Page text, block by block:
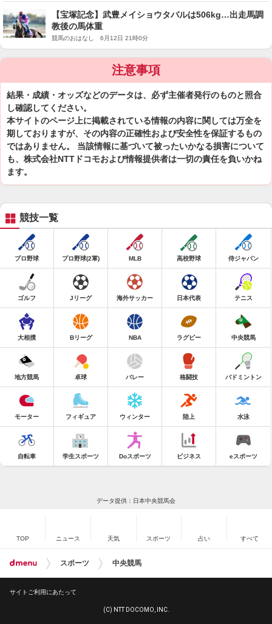
【宝塚記念】武豊メイショウタバルは506kg…出走馬調
教後の馬体重
競馬のおはなし 6月12日 21時0分
注意事項
結果・成績・オッズなどのデータは、必ず主催者発行のものと照合
し確認してください。
本サイトのページ上に掲載されている情報の内容に関しては万全を
期しておりますが、その内容の正確性および安全性を保証するもの
ではありません。 当該情報に基づいて被ったいかなる損害について
も、株式会社NTTドコモおよび情報提供者は一切の責任を負いかね
ます。
競技一覧
プロ野球 プロ野球(2軍) MLB 高校野球 侍ジャパン
ゴルフ Jリーグ 海外サッカー 日本代表 テニス
大相撲 Bリーグ NBA ラグビー 中央競馬
地方競馬 卓球 バレー 格闘技 バドミントン
モーター フィギュア ウィンター 陸上 水泳
自転車 学生スポーツ Doスポーツ ビジネス eスポーツ
データ提供：日本中央競馬会
TOP ニュース 天気 スポーツ 占い すべて
スポーツ 中央競馬
サイトご利用にあたって
(C) NTT DOCOMO, INC.